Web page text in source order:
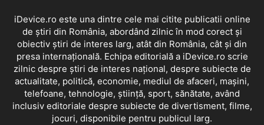
iDevice.ro este una dintre cele mai citite publicatii online
de știri din România, abordând zilnic în mod corect și
obiectiv știri de interes larg, atât din România, cât și din
presa internațională. Echipa editorială a iDevice.ro scrie
zilnic despre știri de interes național, despre subiecte de
actualitate, politică, economie, mediul de afaceri, mașini,
telefoane, tehnologie, știință, sport, sănătate, având
inclusiv editoriale despre subiecte de divertisment, filme,
jocuri, disponibile pentru publicul larg.